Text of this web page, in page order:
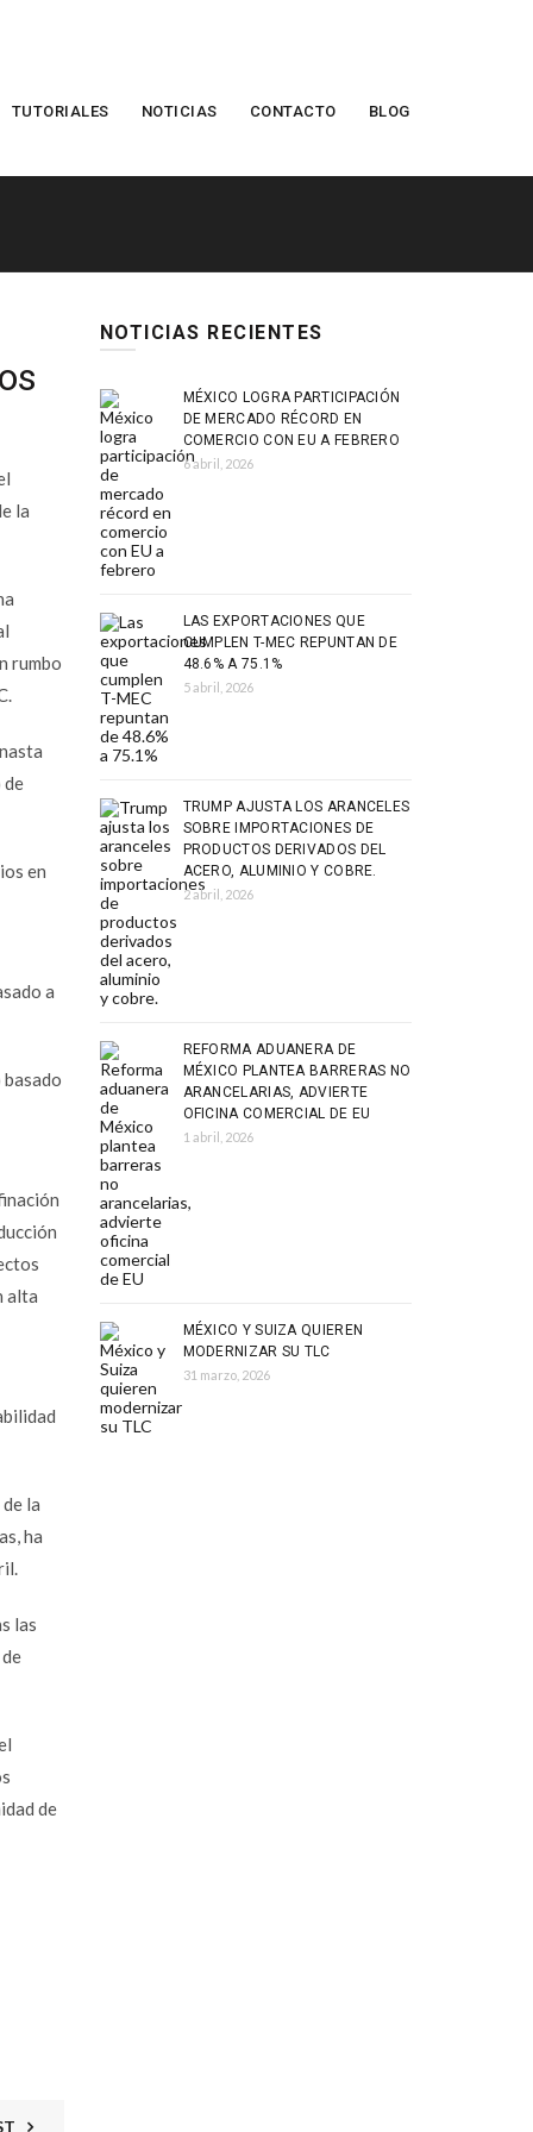
TUTORIALES NOTICIAS CONTACTO BLOG
la
rumbo
de
en
a
alta
la
ha
las
de
NOTICIAS RECIENTES
MÉXICO LOGRA PARTICIPACIÓN
DE MERCADO RÉCORD EN
COMERCIO CON EU A FEBRERO
6 abril, 2026
LAS EXPORTACIONES QUE
CUMPLEN T-MEC REPUNTAN DE
48.6% A 75.1%
5 abril, 2026
TRUMP AJUSTA LOS ARANCELES
SOBRE IMPORTACIONES DE
PRODUCTOS DERIVADOS DEL
ACERO, ALUMINIO Y COBRE.
2 abril, 2026
REFORMA ADUANERA DE
MÉXICO PLANTEA BARRERAS NO
ARANCELARIAS, ADVIERTE
OFICINA COMERCIAL DE EU
1 abril, 2026
MÉXICO Y SUIZA QUIEREN
MODERNIZAR SU TLC
31 marzo, 2026